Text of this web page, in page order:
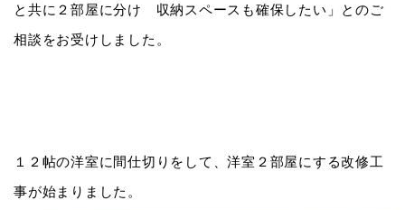
と共に２部屋に分け 収納スペースも確保したい」とのご
相談をお受けしました。
１２帖の洋室に間仕切りをして、洋室２部屋にする改修工
事が始まりました。